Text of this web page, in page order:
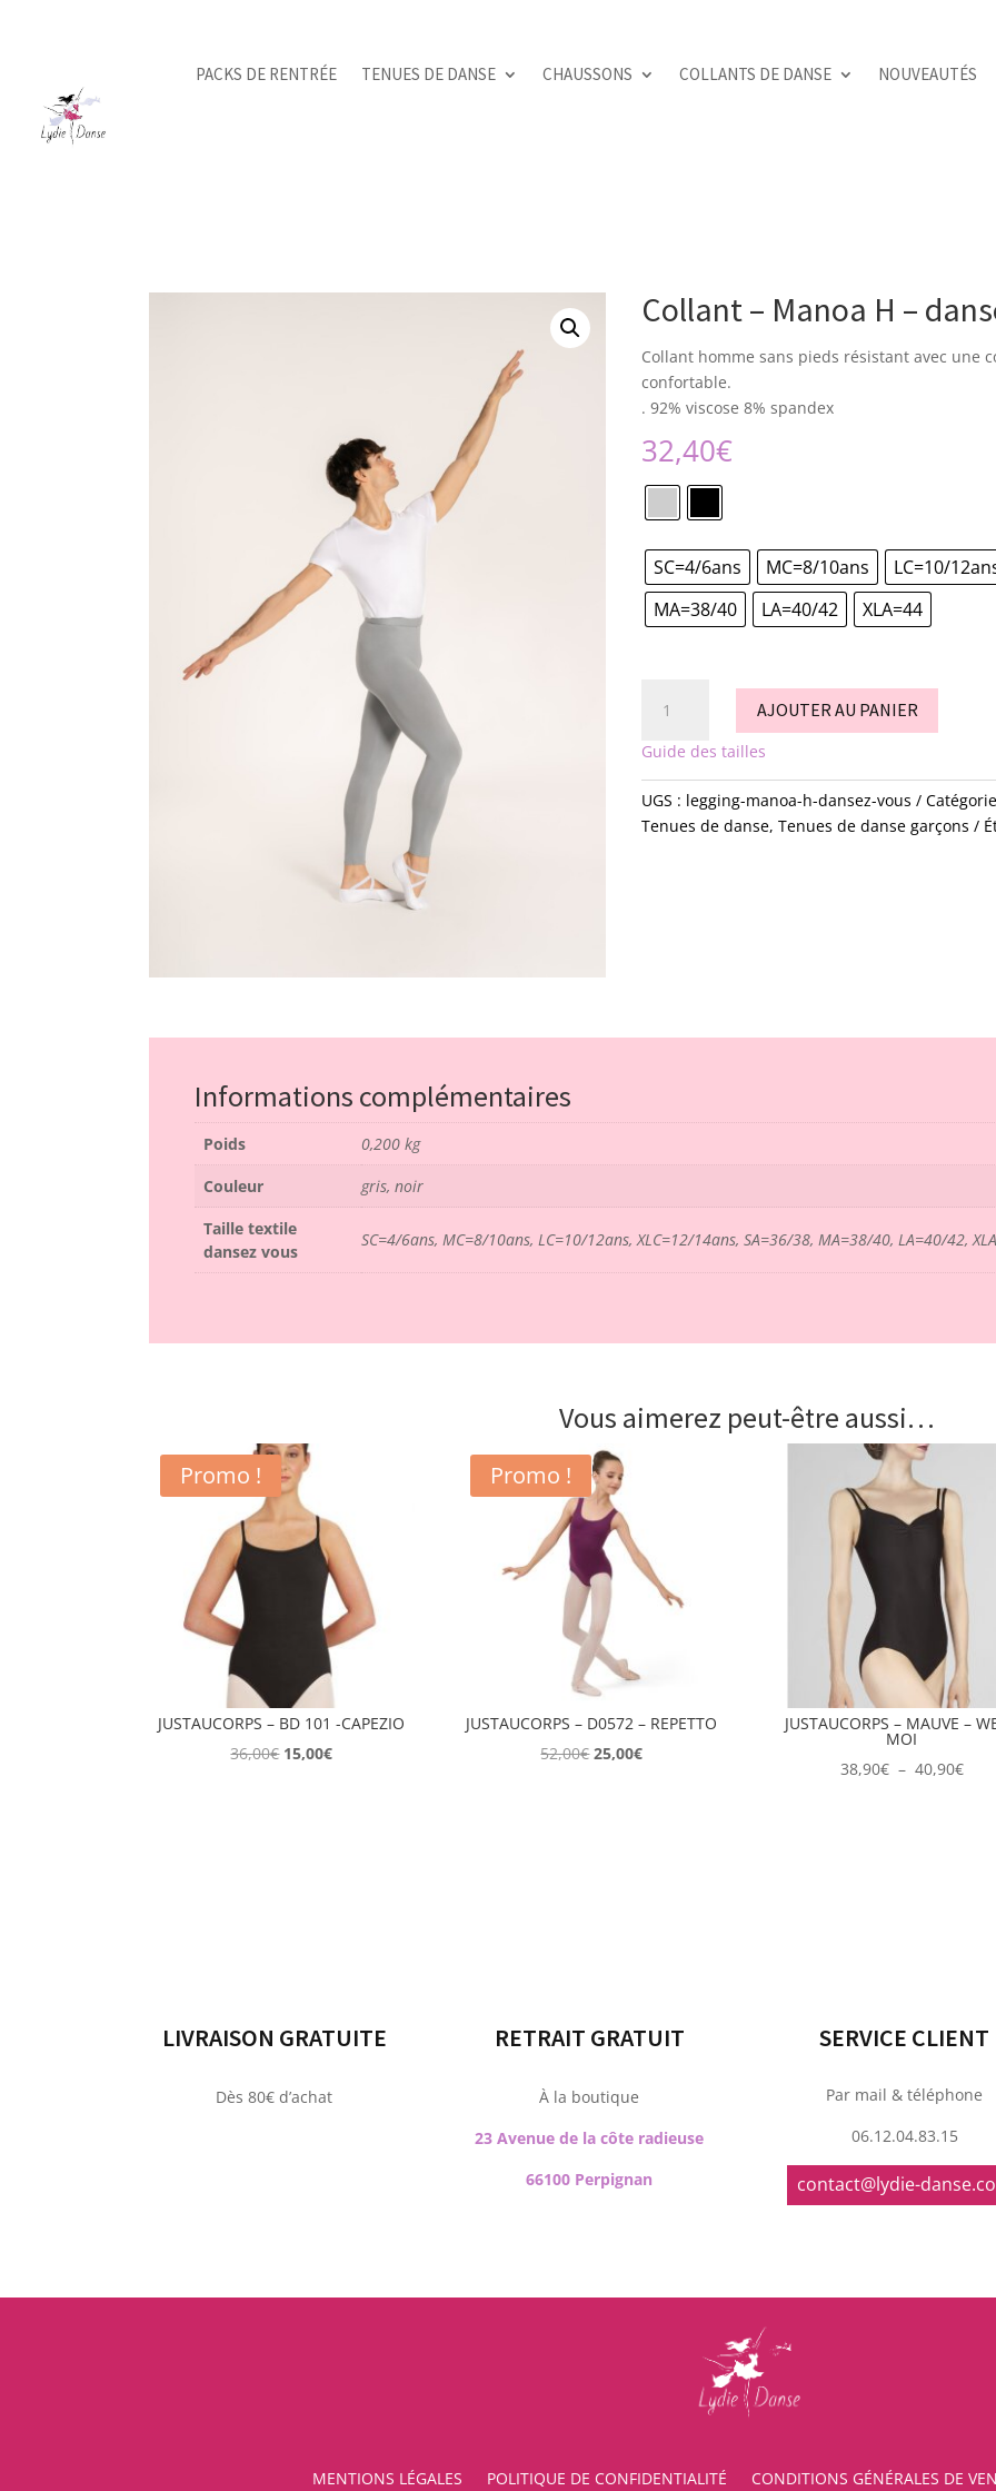
PACKS DE RENTRÉE TENUES DE DANSE CHAUSSONS COLLANTS DE DANSE NOUVEAUTÉS
Collant – Manoa H –
Collant homme sans pieds résistant avec une
confortable.
. 92% viscose 8% spandex
32,40€
SC=4/6ans MC=8/10ans
LC=10/
MA=38/40
LA=40/42 XLA=44
Collant
Manoa
H
AJOUTER AU PANIER
Guide des tailles
UGS : legging-manoa-h-dansez-vous
Tenues de danse,Tenues de danse garçons
Informations complémentaires
Poids
0,200 kg
Couleur
gris, noir
Taille textile
dansez vous
SC=4/6ans, MC=8/10ans, LC=10/12ans, XLC=12/14ans, SA=36/38, MA=38/40, LA=40/42,
Vous aimerez peut-être aussi…
Promo !
JUSTAUCORPS – BD 101 -CAPEZIO
36,00€ Le
15,00€Le
Promo !
JUSTAUCORPS – D0572 – REPETTO
52,00€Le
25,00€Le
JUSTAUCORPS – MAUVE –
MOI
38,90€ – 40,90€
LIVRAISON GRATUITE
Dès 80€ d’achat
RETRAIT GRATUIT
À la boutique
23 Avenue de la côte radieuse
66100 Perpignan
SERVICE CLIENT
Par mail & téléphone
06.12.04.83.15
contact@lydie-
MENTIONS LÉGALES POLITIQUE DE CONFIDENTIALITÉ CONDITIONS GÉNÉRALES DE